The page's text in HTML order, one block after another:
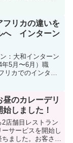
と。渡航先により
基本...
フリカの違いを
へ インターン
：大和インターン
5月〜6月）職
リカでのインター
東ではかなり雰囲
のカレーデリ
しました！
店舗目レストラン
サービスを開始し
ました。お客さん